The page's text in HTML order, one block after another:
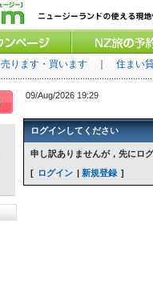
売ります・買います｜ 住まい
09/Aug/2026 19:29
ログインしてください
申し訳ありませんが，先にロ
ログイン
新規登録